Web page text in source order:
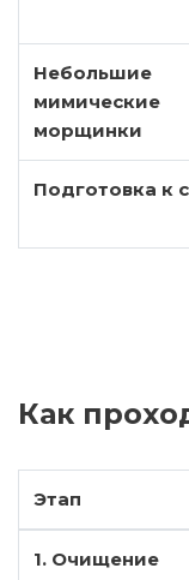
Небольшие
мимические
морщинки
Подготовка к
Как
Этап
1. Очищение